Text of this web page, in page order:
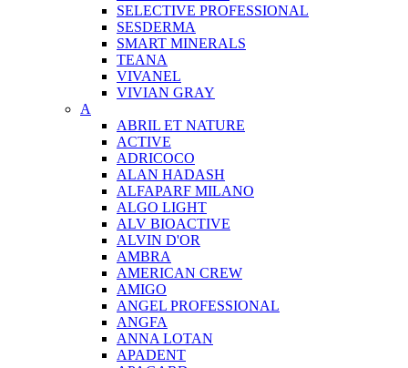
SELECTIVE PROFESSIONAL
SESDERMA
SMART MINERALS
TEANA
VIVANEL
VIVIAN GRAY
A
ABRIL ET NATURE
ACTIVE
ADRICOCO
ALAN HADASH
ALFAPARF MILANO
ALGO LIGHT
ALV BIOACTIVE
ALVIN D'OR
AMBRA
AMERICAN CREW
AMIGO
ANGEL PROFESSIONAL
ANGFA
ANNA LOTAN
APADENT